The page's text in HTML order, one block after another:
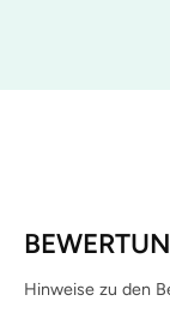
Hinweise zu den